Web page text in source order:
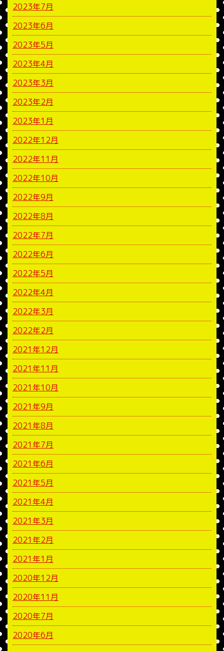
2023年7月
2023年6月
2023年5月
2023年4月
2023年3月
2023年2月
2023年1月
2022年12月
2022年11月
2022年10月
2022年9月
2022年8月
2022年7月
2022年6月
2022年5月
2022年4月
2022年3月
2022年2月
2021年12月
2021年11月
2021年10月
2021年9月
2021年8月
2021年7月
2021年6月
2021年5月
2021年4月
2021年3月
2021年2月
2021年1月
2020年12月
2020年11月
2020年7月
2020年6月